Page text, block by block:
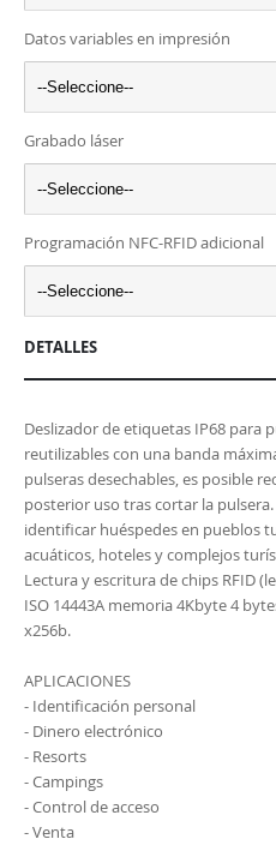
Datos variables en impresión
--Seleccione--
Grabado láser
--Seleccione--
Programación NFC-RFID adicional
--Seleccione--
DETALLES
Deslizador de etiquetas IP68 para
reutilizables con una banda
pulseras desechables, es posible
posterior uso tras cortar la
identificar huéspedes en pueblos
acuáticos, hoteles y complejos
Lectura y escritura de chips RFID
ISO 14443A memoria 4Kbyte 4
x256b.
APLICACIONES
- Identificación personal
- Dinero electrónico
- Resorts
- Campings
- Control de acceso
- Venta